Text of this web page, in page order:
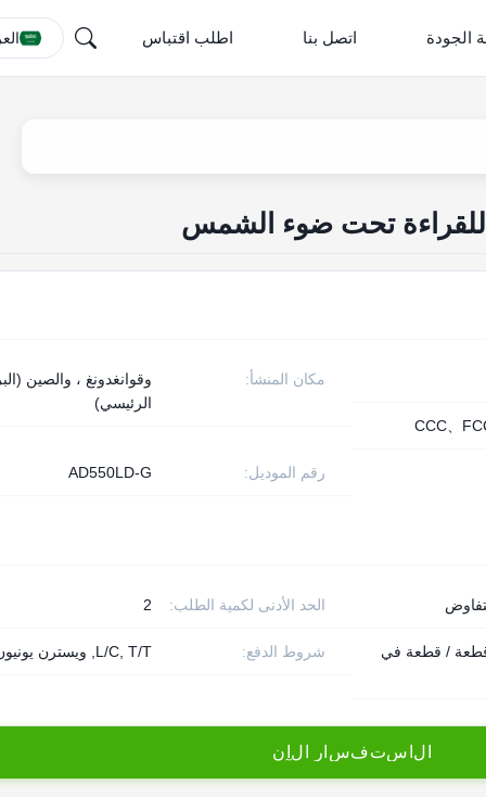
الجودة اتصل بنا اطلب اقتباس
للقراءة تحت ضوء الشمس
مكان المنشأ:
وقوانغدونغ ، والصين
الرئيسي)
CCC、
رقم الموديل: AD550LD-G
الحد الأدنى لكمية الطلب: 2
شروط الدفع: L/C, T/T, ويسترن يونيون قطعة / قطعة في
ل ستفس ر ل ن